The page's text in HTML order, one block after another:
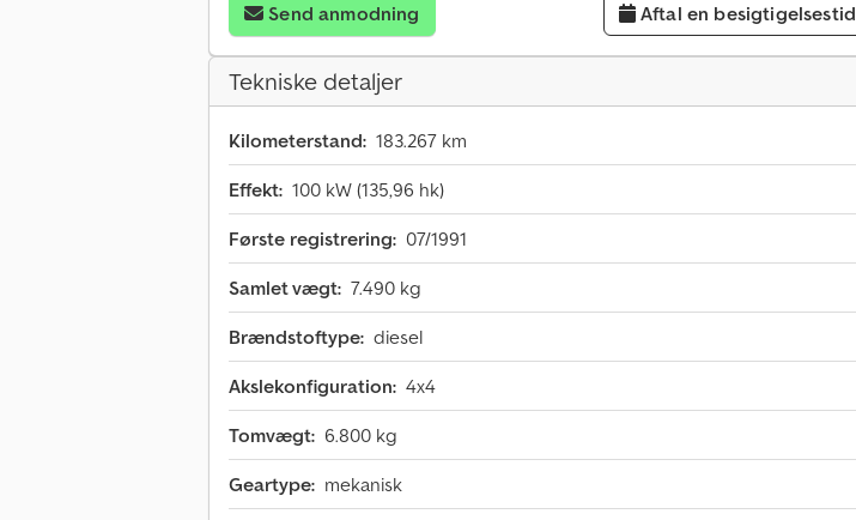
Send anmodning Aftal en besigtigelsestid
Tekniske detaljer
Kilometerstand: 183.267 km
Effekt: 100 kW (135,96 hk)
Første registrering: 07/1991
Samlet vægt: 7.490 kg
Brændstoftype: diesel
Akslekonfiguration: 4x4
Tomvægt: 6.800 kg
Geartype: mekanisk